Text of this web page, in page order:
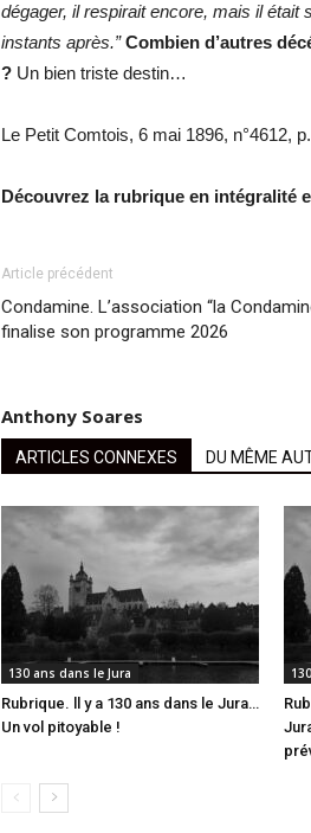
dégager, il respirait encore, mais il était
instants après.”Combien d’autres
? Un bien triste destin…
Le Petit Comtois, 6 mai 1896, n°4612,
Découvrez la rubrique en intégralité
Article précédent
Condamine. L’association “la
finalise son programme 2026
Anthony Soares
ARTICLES CONNEXES DU MÊME
130 ans dans le Jura
Rubrique. ll y a 130 ans dans le Jura…
Un vol pitoyable !